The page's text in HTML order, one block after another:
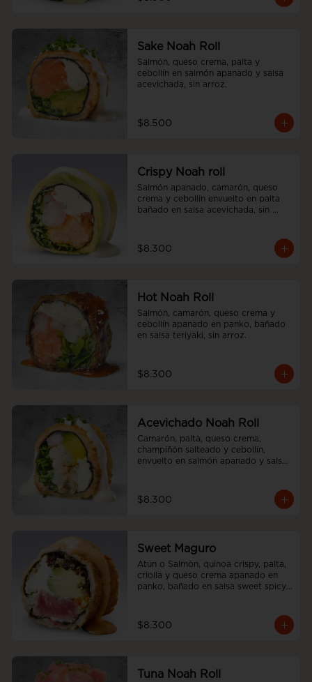
Sake Noah Roll
Salmón, queso crema, palta y
cebollín en salmón apanado y salsa
acevichada, sin arroz.
$8.500
Crispy Noah roll
Salmón apanado, camarón, queso
crema y cebollín envuelto en palta
bañado en salsa acevichada, sin
$8.300
Hot Noah Roll
Salmón, camarón, queso crema y
cebollín apanado en panko, bañado
en salsa teriyaki, sin arroz.
$8.300
Acevichado Noah Roll
Camarón, palta, queso crema,
champiñón salteado y cebollín,
envuelto en salmón apanado y salsa
$8.300
Sweet Maguro
Atún o Salmòn, quinoa crispy, palta,
criolla y queso crema apanado en
panko, bañado en salsa sweet spicy,
$8.300
Tuna Noah Roll